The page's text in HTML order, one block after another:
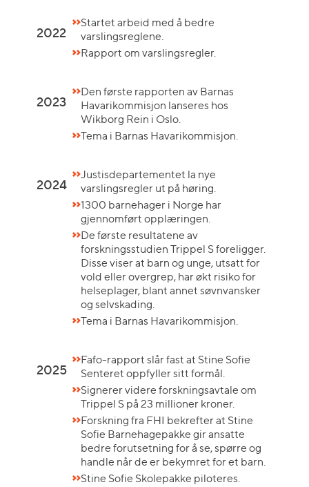
2022
Startet arbeid med å bedre
varslingsreglene.
Rapport om varslingsregler.
2023
Den første rapporten av Barnas
Havarikommisjon lanseres hos
Wikborg Rein i Oslo.
Tema i Barnas Havarikommisjon.
2024
Justisdepartementet la nye
varslingsregler ut på høring.
1300 barnehager i Norge har
gjennomført opplæringen.
De første resultatene av
forskningsstudien Trippel S foreligger.
Disse viser at barn og unge, utsatt for
vold eller overgrep, har økt risiko for
helseplager, blant annet søvnvansker
og selvskading.
Tema i Barnas Havarikommisjon.
2025
Fafo-rapport slår fast at Stine Sofie
Senteret oppfyller sitt formål.
Signerer videre forskningsavtale om
Trippel S på 23 millioner kroner.
Forskning fra FHI bekrefter at Stine
Sofie Barnehagepakke gir ansatte
bedre forutsetning for å se, spørre og
handle når de er bekymret for et barn.
Stine Sofie Skolepakke piloteres.